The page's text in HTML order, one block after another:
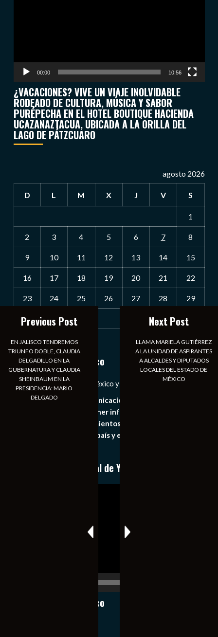
00:00 10:56
¿VACACIONES? VIVE UN VIAJE INOLVIDABLE
RODEADO DE CULTURA, MÚSICA Y SABOR
PURÉPECHA EN EL HOTEL BOUTIQUE HACIENDA
UCAZANAZTACUA, UBICADA A LA ORILLA DEL
LAGO DE PÁTZCUARO
agosto 2026
D L M X J V S
1
2 3 4 5 6 7 8
9 10 11 12 13 14 15
16 17 18 19 20 21 22
23 24 25 26 27 28 29
30 31
« Jul
Notiexpress de México
Las Noticias Diarias de México y el Mundo a Tu Alcance
Somos un medio de comunicación digital que tiene como
principal objetivo mantener informado al publico en
general de los acontecimientos mas recientes e
importantes de nuestro país y el mundo de forma eficaz,
Conoce nuestro canal de YouTube
Notiexpress de México
Previous Post
EN JALISCO TENDREMOS
TRIUNFO DOBLE, CLAUDIA
DELGADILLO EN LA
GUBERNATURA Y CLAUDIA
SHEINBAUM EN LA
PRESIDENCIA: MARIO
DELGADO
Next Post
LLAMA MARIELA GUTIÉRREZ
A LA UNIDAD DE ASPIRANTES
A ALCALDES Y DIPUTADOS
LOCALES DEL ESTADO DE
MÉXICO